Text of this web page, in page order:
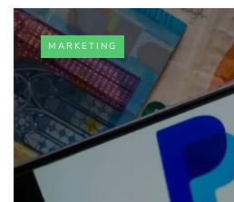
MARKETING